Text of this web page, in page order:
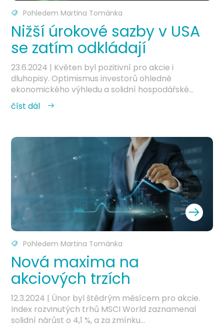
Pohledem Martina Tománka
Nižší úrokové sazby v USA
se zatím odkládají
23.6.2024 | Květen byl pozitivní pro akcie i
dluhopisy. Optimismus investorů ohledně
ekonomického výhledu a solidní hospodářské...
číst dál
Pohledem Martina Tománka
Nová maxima na
akciových trzích
12.3.2024 | Únor byl štědrým měsícem pro akcie.
Index rozvinutých trhů MSCI World zaznamenal
solidní nárůst o 4,1 %, a za zmínku...